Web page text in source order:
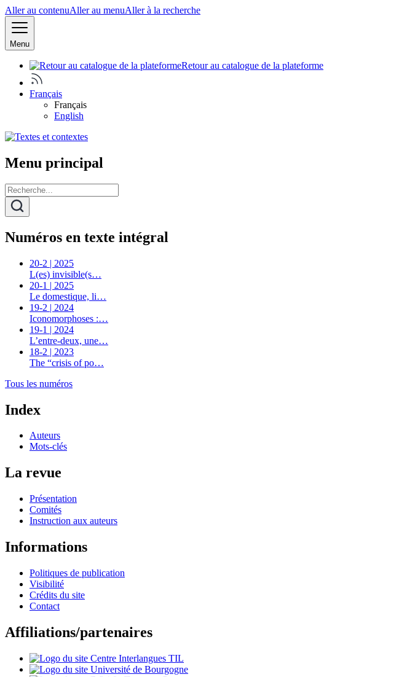
Aller au contenuAller au menuAller à la recherche
Menu
Retour au catalogue de la plateforme
Français
Français
English
Menu principal
Numéros en texte intégral
20-2 | 2025
L(es) invisible(s…
20-1 | 2025
Le domestique, li…
19-2 | 2024
Iconomorphoses :…
19-1 | 2024
L’entre-deux, une…
18-2 | 2023
The “crisis of po…
Tous les numéros
Index
Auteurs
Mots-clés
La revue
Présentation
Comités
Instruction aux auteurs
Informations
Politiques de publication
Visibilité
Crédits du site
Contact
Affiliations/partenaires